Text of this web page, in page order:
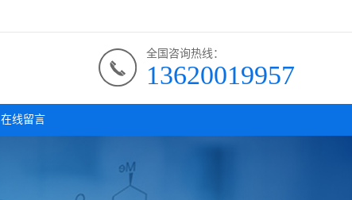
全国咨询热线：
13620019957
在线留言